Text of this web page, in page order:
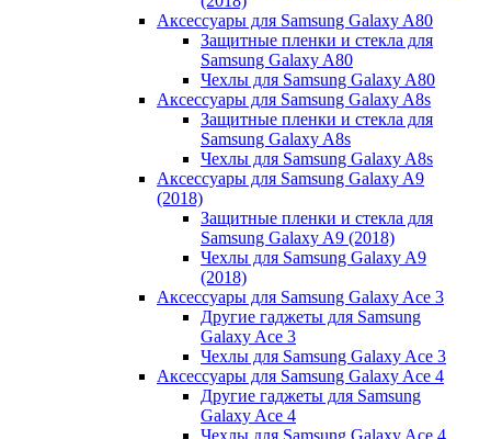
Аксессуары для Samsung Galaxy A80
Защитные пленки и стекла для
Samsung Galaxy A80
Чехлы для Samsung Galaxy A80
Аксессуары для Samsung Galaxy A8s
Защитные пленки и стекла для
Samsung Galaxy A8s
Чехлы для Samsung Galaxy A8s
Аксессуары для Samsung Galaxy A9
(2018)
Защитные пленки и стекла для
Samsung Galaxy A9 (2018)
Чехлы для Samsung Galaxy A9
(2018)
Аксессуары для Samsung Galaxy Ace 3
Другие гаджеты для Samsung
Galaxy Ace 3
Чехлы для Samsung Galaxy Ace 3
Аксессуары для Samsung Galaxy Ace 4
Другие гаджеты для Samsung
Galaxy Ace 4
Чехлы для Samsung Galaxy Ace 4